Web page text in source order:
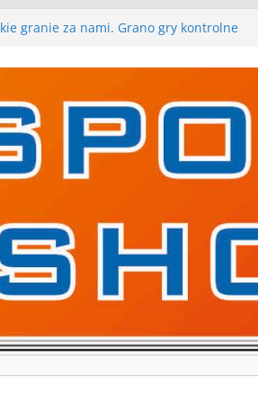
granie za nami. Grano gry kontrolne
gry kontrolne, piłkarskie granie przed nami
w I Edycji Lidze Szóstek Piłki Nożnej